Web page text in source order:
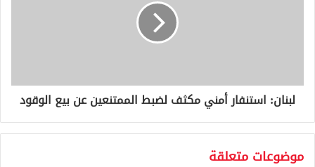
لبنان: استنفار أمني مكثف لضبط الممتنعين عن بيع الوقود
موضوعات متعلقة